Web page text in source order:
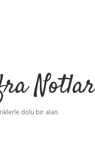
dolu bir alan.